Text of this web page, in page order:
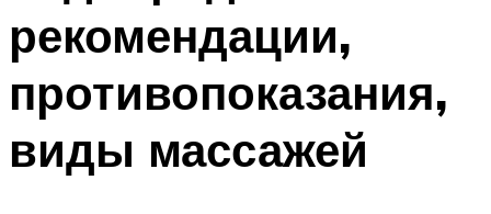
рекомендации,
противопоказания,
виды массажей